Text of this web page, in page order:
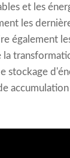
et les
les
également
stockage